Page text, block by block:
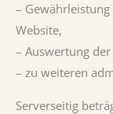
–
Website,
– Auswertung
– zu weiteren
Serverseitig